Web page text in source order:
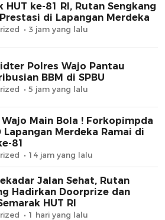
HUT ke-81 RI, Rutan Sengkang
di Lapangan Merdeka
3 jam yang lalu
Polres Wajo Pantau
BBM di SPBU
5 jam yang lalu
Main Bola ! Forkopimpda
Lapangan Merdeka Ramai di
81
14 jam yang lalu
Jalan Sehat, Rutan
Hadirkan Doorprize dan
HUT RI
1 hari yang lalu